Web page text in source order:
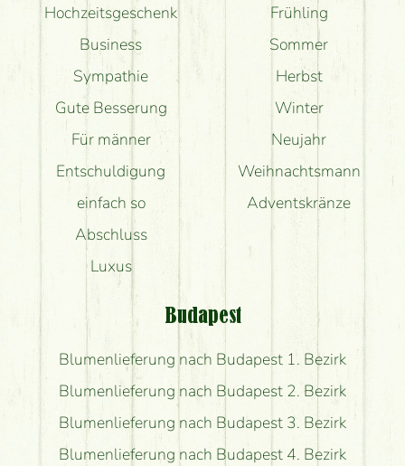
Hochzeitsgeschenk
Business
Sympathie
Gute Besserung
Für männer
Entschuldigung
einfach so
Abschluss
Luxus
Frühling
Sommer
Herbst
Winter
Neujahr
Weihnachtsmann
Adventskränze
Budapest
Blumenlieferung nach Budapest 1. Bezirk
Blumenlieferung nach Budapest 2. Bezirk
Blumenlieferung nach Budapest 3. Bezirk
Blumenlieferung nach Budapest 4. Bezirk